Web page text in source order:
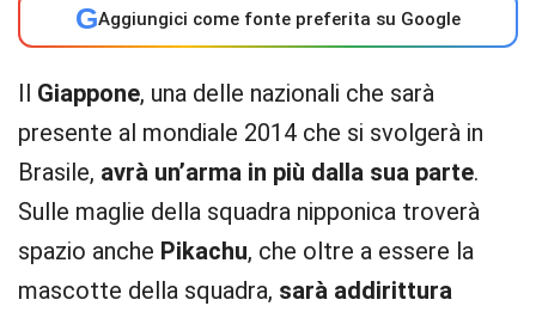
GAggiungici come fonte preferita su Google
Il Giappone, una delle nazionali che sarà
presente al mondiale 2014 che si svolgerà in
Brasile, avrà un’arma in più dalla sua parte.
Sulle maglie della squadra nipponica troverà
spazio anche Pikachu, che oltre a essere la
mascotte della squadra, sarà addirittura